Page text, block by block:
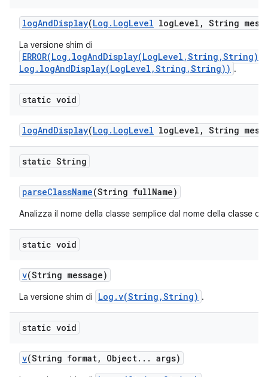
logAndDisplay(Log . LogLevel logLevel , String
La versione shim di
Log.logAndDisplay(LogLevel,String,String)) .
static void
logAndDisplay(Log . LogLevel logLevel , String
static String
parseClassName(String fullName)
Analizza il nome della classe semplice dal nome della classe
static void
v(String message)
La versione shim di Log.v(String,String) .
static void
v(String format, Object. . . args)